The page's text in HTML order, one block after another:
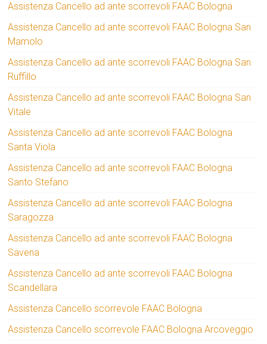
Assistenza Cancello ad ante scorrevoli FAAC Bologna
Assistenza Cancello ad ante scorrevoli FAAC Bologna San
Mamolo
Assistenza Cancello ad ante scorrevoli FAAC Bologna San
Ruffillo
Assistenza Cancello ad ante scorrevoli FAAC Bologna San
Vitale
Assistenza Cancello ad ante scorrevoli FAAC Bologna
Santa Viola
Assistenza Cancello ad ante scorrevoli FAAC Bologna
Santo Stefano
Assistenza Cancello ad ante scorrevoli FAAC Bologna
Saragozza
Assistenza Cancello ad ante scorrevoli FAAC Bologna
Savena
Assistenza Cancello ad ante scorrevoli FAAC Bologna
Scandellara
Assistenza Cancello scorrevole FAAC Bologna
Assistenza Cancello scorrevole FAAC Bologna Arcoveggio